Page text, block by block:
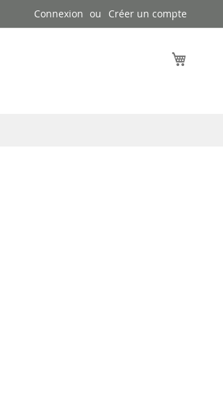
Connexion Créer un compte